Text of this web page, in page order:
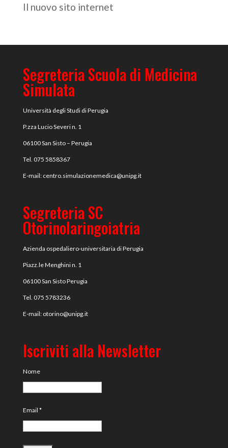
Il nuovo sito internet
Segreteria Scuola di Medicina
Simulata
Università degli Studi di Perugia
P.zza Lucio Severi n. 1
06100 San Sisto – Perugia
Tel. 075 5858367
E-mail: centro.simulazionemedica@unipg.it
Segreteria SC
Otorinolaringoiatria
Azienda ospedaliero-universitaria di Perugia
Piazz.le Menghini n. 1
06100 San Sisto Perugia
Tel. 075 5783236
E-mail: otorino@unipg.it
Iscriviti alla Newsletter
Nome
Email *